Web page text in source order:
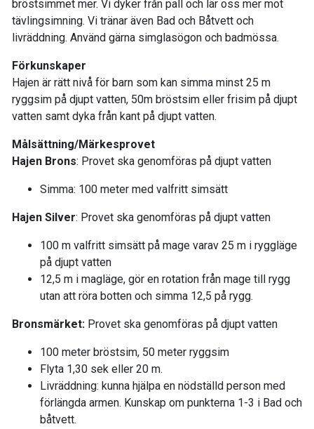
bröstsimmet mer. Vi dyker från pall och lär oss mer mot
tävlingsimning. Vi tränar även Bad och Båtvett och
livräddning. Använd gärna simglasögon och badmössa.
Förkunskaper
Hajen är rätt nivå för barn som kan simma minst 25 m
ryggsim på djupt vatten, 50m bröstsim eller frisim på djupt
vatten samt dyka från kant på djupt vatten.
Målsättning/Märkesprovet
Hajen Brons: Provet ska genomföras på djupt vatten
Simma: 100 meter med valfritt simsätt
Hajen Silver: Provet ska genomföras på djupt vatten
100 m valfritt simsätt på mage varav 25 m i ryggläge
på djupt vatten
12,5 m i magläge, gör en rotation från mage till rygg
utan att röra botten och simma 12,5 på rygg.
Bronsmärket: Provet ska genomföras på djupt vatten
100 meter bröstsim, 50 meter ryggsim
Flyta 1,30 sek eller 20 m.
Livräddning: kunna hjälpa en nödställd person med
förlängda armen. Kunskap om punkterna 1-3 i Bad och
båtvett.